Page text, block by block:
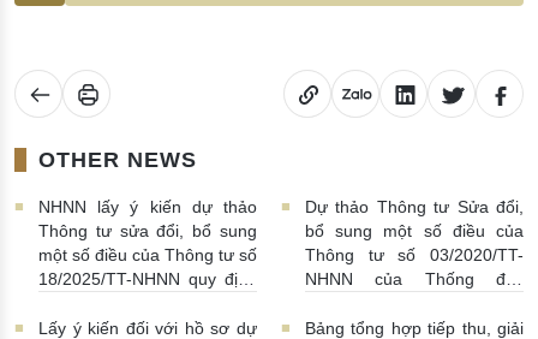
OTHER NEWS
NHNN lấy ý kiến dự thảo
Thông tư sửa đổi, bổ sung
một số điều của Thông tư số
18/2025/TT-NHNN quy định
sẻ thông tin của Hệ thống
Dự thảo Thông tư Sửa đổi,
bổ sung một số điều của
Thông tư số 03/2020/TT-
NHNN của Thống đốc
tiền của NHNN 03/08/2026 |
Lấy ý kiến đối với hồ sơ dự
Bảng tổng hợp tiếp thu, giải